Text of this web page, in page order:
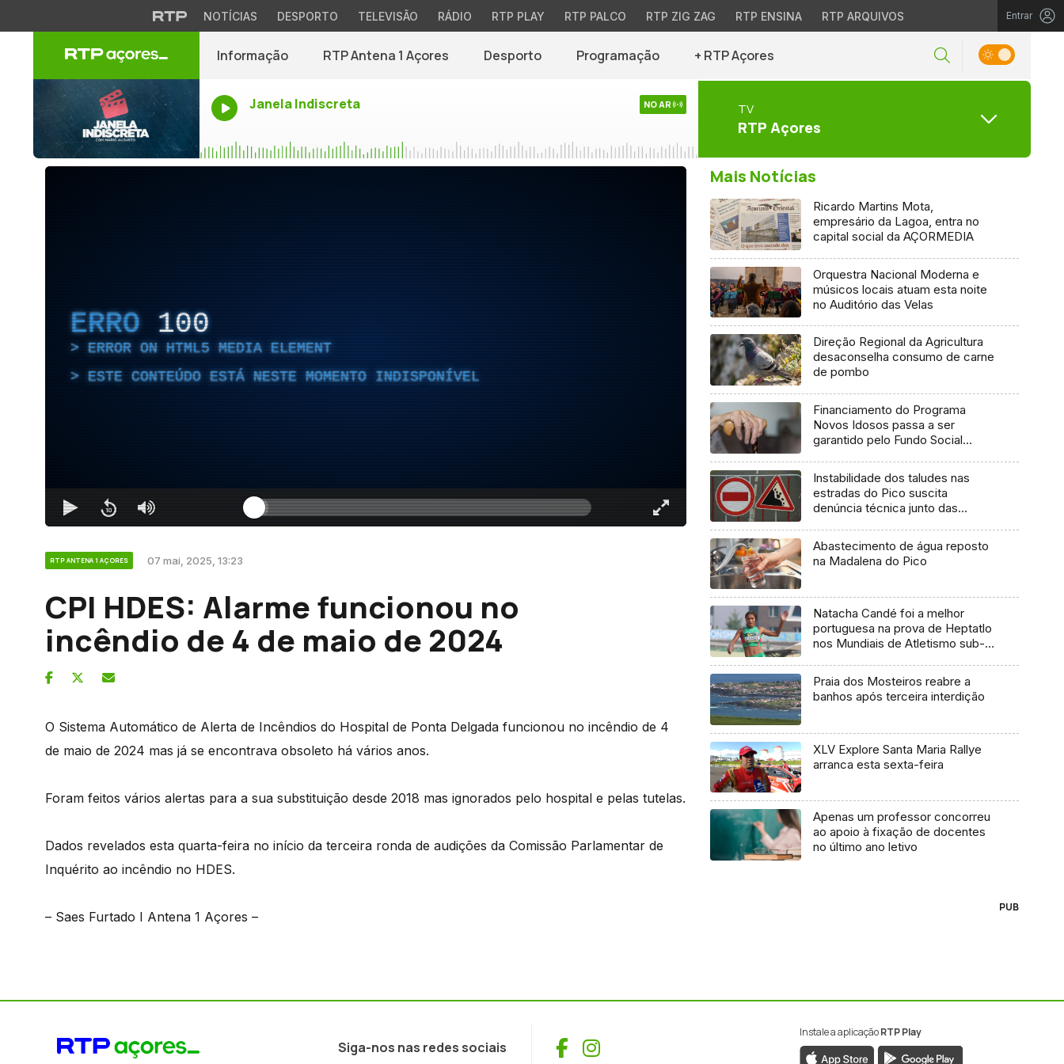
NOTÍCIAS DESPORTO TELEVISÃO RÁDIO RTP PLAY RTP PALCO RTP ZIG ZAG RTP ENSINA RTP ARQUIVOS Entrar
Informação RTP Antena 1 Açores Desporto Programação + RTP Açores
Janela Indiscreta NO AR TV
RTP Açores
ERRO 100
ERROR ON HTML5 MEDIA ELEMENT
ESTE CONTEÚDO ESTÁ NESTE MOMENTO INDISPONÍVEL
RTP ANTENA 1 AÇORES 07 mai, 2025, 13:23
CPI HDES: Alarme funcionou no
incêndio de 4 de maio de 2024
O Sistema Automático de Alerta de Incêndios do Hospital de Ponta Delgada funcionou no incêndio de 4
de maio de 2024 mas já se encontrava obsoleto há vários anos.
Foram feitos vários alertas para a sua substituição desde 2018 mas ignorados pelo hospital e pelas tutelas.
Dados revelados esta quarta-feira no início da terceira ronda de audições da Comissão Parlamentar de
Inquérito ao incêndio no HDES.
– Saes Furtado I Antena 1 Açores –
Mais Notícias
Ricardo Martins Mota,
empresário da Lagoa, entra no
capital social da AÇORMEDIA
Orquestra Nacional Moderna e
músicos locais atuam esta noite
no Auditório das Velas
Direção Regional da Agricultura
desaconselha consumo de carne
de pombo
Financiamento do Programa
Novos Idosos passa a ser
garantido pelo Fundo Social
Instabilidade dos taludes nas
estradas do Pico suscita
denúncia técnica junto das
Abastecimento de água reposto
na Madalena do Pico
Natacha Candé foi a melhor
portuguesa na prova de Heptatlo
nos Mundiais de Atletismo sub-
Praia dos Mosteiros reabre a
banhos após terceira interdição
XLV Explore Santa Maria Rallye
arranca esta sexta-feira
Apenas um professor concorreu
ao apoio à fixação de docentes
no último ano letivo
PUB
Siga-nos nas redes sociais Facebook
Instagram
Instale a aplicaçãoRTP Play